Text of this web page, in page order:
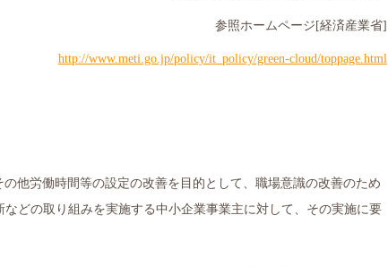
参照ホームページ [経済産業省]
http://www.meti.go.jp/policy/it_policy/green-cloud/toppage.html
他労働時間等の設定の改善を目的として、職場意識の改善のため
どの取り組みを実施する中小企業事業主に対して、その実施に要